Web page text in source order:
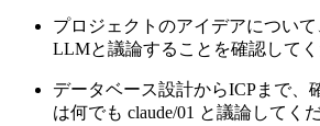
プロジェクトのアイデアについ
LLMと議論することを確認してく
データベース設計からICPまで、
は何でも claude/01 と議論してく